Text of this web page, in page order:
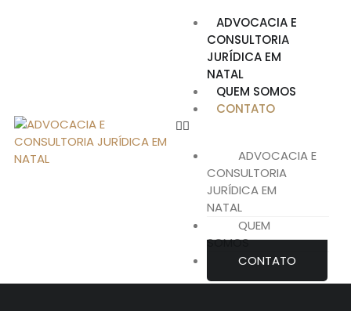
ADVOCACIA E
CONSULTORIA
JURÍDICA EM
NATAL
QUEM SOMOS
CONTATO
ADVOCACIA E
CONSULTORIA
JURÍDICA EM
NATAL
QUEM
SOMOS
CONTATO